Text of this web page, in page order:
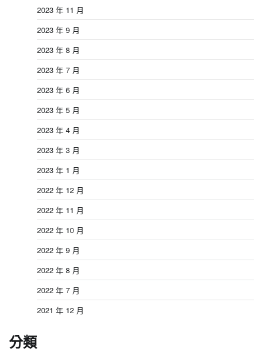
2023 年 11 月
2023 年 9 月
2023 年 8 月
2023 年 7 月
2023 年 6 月
2023 年 5 月
2023 年 4 月
2023 年 3 月
2023 年 1 月
2022 年 12 月
2022 年 11 月
2022 年 10 月
2022 年 9 月
2022 年 8 月
2022 年 7 月
2021 年 12 月
分類